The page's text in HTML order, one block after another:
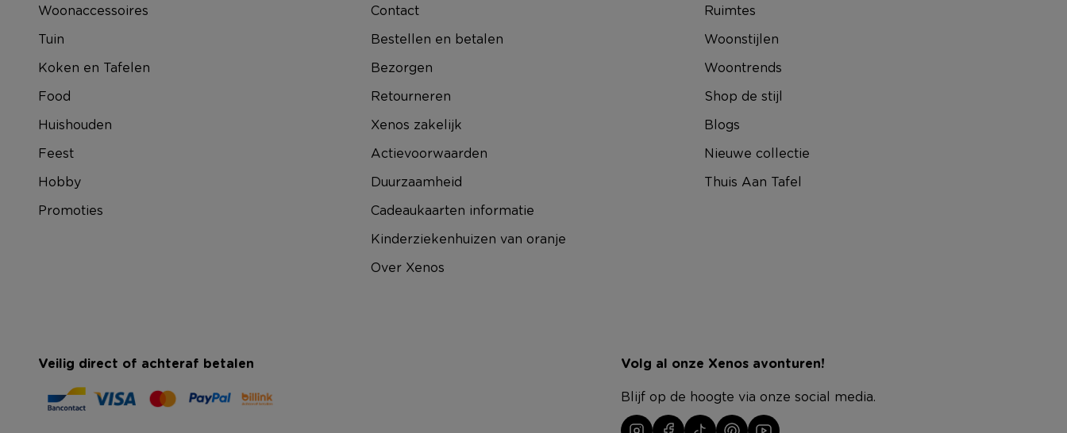
Woonaccessoires
Tuin
Koken en Tafelen
Food
Huishouden
Feest
Hobby
Promoties
Contact
Bestellen en betalen
Bezorgen
Retourneren
Xenos zakelijk
Actievoorwaarden
Duurzaamheid
Cadeaukaarten informatie
Kinderziekenhuizen van oranje
Over Xenos
Ruimtes
Woonstijlen
Woontrends
Shop de stijl
Blogs
Nieuwe collectie
Thuis Aan Tafel
Veilig direct of achteraf betalen Volg al onze Xenos avonturen!
Blijf op de hoogte via onze social media.